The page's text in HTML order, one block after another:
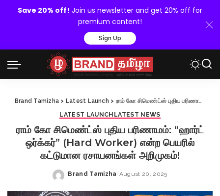
Save 20% off! Join us newsletter and get 20% off for
premium content!
Sign Up
Brand Tamizha > Latest Launch > ராம் கோ சிமெண்ட்ஸ் புதிய பரிணாமம்: “ஹார்ட் ஒர்க்கர்” (Hard Worker) என்ற பெயரில் கட்டுமான ரசாயனங்கள் அறிமுகம்!
LATEST LAUNCH LATEST NEWS
ராம் கோ சிமெண்ட்ஸ் புதிய பரிணாமம்: “ஹார்ட்
ஒர்க்கர்” (Hard Worker) என்ற பெயரில்
கட்டுமான ரசாயனங்கள் அறிமுகம்!
Posted
Brand Tamizha August 20, 2025